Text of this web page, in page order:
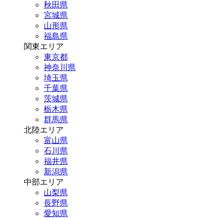
秋田県
宮城県
山形県
福島県
関東エリア
東京都
神奈川県
埼玉県
千葉県
茨城県
栃木県
群馬県
北陸エリア
富山県
石川県
福井県
新潟県
中部エリア
山梨県
長野県
愛知県